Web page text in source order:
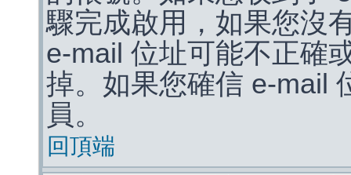
驟完成啟用，如果您沒
e-mail 位址可能不正確
掉。如果您確信 e-mail
員。
回頂端